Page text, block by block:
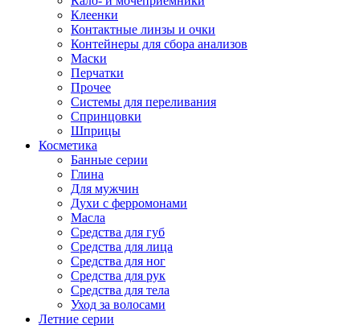
Клеенки
Контактные линзы и очки
Контейнеры для сбора анализов
Маски
Перчатки
Прочее
Системы для переливания
Спринцовки
Шприцы
Косметика
Банные серии
Глина
Для мужчин
Духи с ферромонами
Масла
Средства для губ
Средства для лица
Средства для ног
Средства для рук
Средства для тела
Уход за волосами
Летние серии